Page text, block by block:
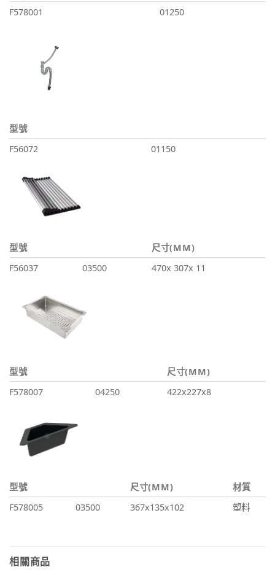
F578001
01250
型號
F56072
01150
型號
尺寸(MM)
F56037
03500 470x 307x 11
型號
尺寸(MM)
F578007
04250 422x227x8
型號 尺寸(MM)
材質
F578005
03500 367x135x102 塑料
相關商品